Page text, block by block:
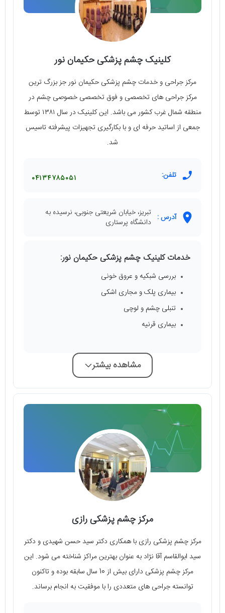
کلینیک چشم پزشکی حکیمان نور
مرکز جراحی و خدمات چشم پزشکی حکیمان نور جز بزرگ ترین
مرکز جراحی های تخصصی و فوق تخصصی خصوصی چشم در
منطقه شمال غرب کشور می باشد. این کلینیک در سال ۱۳۸۱ توسط
جمعی از اساتید حرفه ای و با بکارگیری تجهیزات پیشرفته تاسیس
شد.
تلفن: ۰۴۱۳۴۷۸۵۰۵۱
آدرس : تبریز، خیابان شریعتی جنوبی، نرسیده به
دانشگاه پرستاری
خدمات کلینیک چشم پزشکی حکیمان نور:
بررسی شبکیه و عروق خونی
بیماری پلک و مجاری اشکی
تنبلی چشم و لوچی
بیماری قرنیه
مشاهده بیشتر
مرکز چشم پزشکی رازی
مرکز چشم پزشکی رازی با همکاری دکتر سید حسن شهیدی و دکتر
سید ابوالقاسم آقا نژاد به عنوان بهترین مراکز شناخته می شود. این
مرکز چشم پزشکی دارای بیش از 10 سال سابقه بوده و تاکنون
توانسته جراحی های متعددی را با موفقیت به انجام برساند.